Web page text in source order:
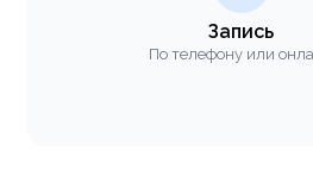
Запись
По телефону или